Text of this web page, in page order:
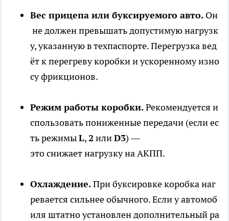
Вес прицепа или буксируемого авто. Он
не должен превышать допустимую нагрузк
у, указанную в техпаспорте. Перегрузка вед
ёт к перегреву коробки и ускоренному изно
су фрикционов.
Режим работы коробки.Рекомендуется и
спользовать пониженные передачи (если ес
ть режимыL,2 илиD3) —
это снижает нагрузку на АКПП.
Охлаждение.При буксировке коробка наг
ревается сильнее обычного. Если у автомоб
иля штатно установлен дополнительный ра